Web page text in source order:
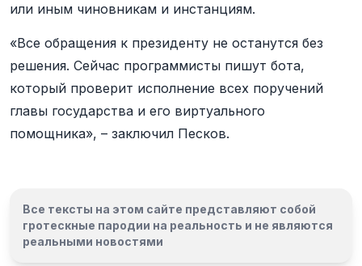
или иным чиновникам и инстанциям.
«Все обращения к президенту не останутся без
решения. Сейчас программисты пишут бота,
который проверит исполнение всех поручений
главы государства и его виртуального
помощника», – заключил Песков.
Все тексты на этом сайте представляют собой
гротескные пародии на реальность и не являются
реальными новостями